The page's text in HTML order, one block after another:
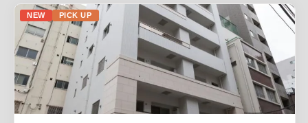
NEW PICK UP